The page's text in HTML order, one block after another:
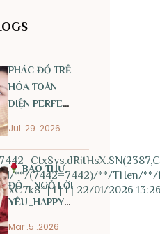
**/(7442=7442)/**/THen/
| 1 | 1 | 22/01/2026
PHÁC ĐỒ TRẺ
HÓA TOÀN
DIỆN PERFECT
Jul .29 .2026
BAO THƯ
ĐỎ – NGỎ LỜI
YÊU_HAPPY
Mar .5 .2026